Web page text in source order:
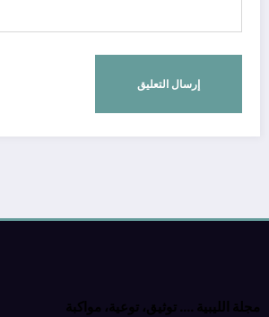
مجلة الليبية …. توثيق، توعية، مواكبة